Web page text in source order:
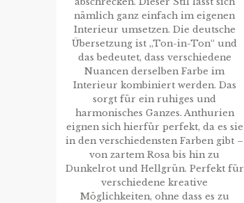
nämlich ganz einfach im eigenen
Interieur umsetzen. Die deutsche
Übersetzung ist „Ton-in-Ton“ und
das bedeutet, dass verschiedene
Nuancen derselben Farbe im
Interieur kombiniert werden. Das
sorgt für ein ruhiges und
harmonisches Ganzes. Anthurien
eignen sich hierfür perfekt, da es sie
in den verschiedensten Farben gibt –
von zartem Rosa bis hin zu
Dunkelrot und Hellgrün. Perfekt für
verschiedene kreative
Möglichkeiten, ohne dass es zu